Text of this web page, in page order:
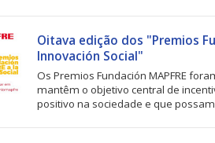
Oitava edição dos "Premios
Innovación Social"
Os Premios Fundación MAPFRE
mantêm o objetivo central de
positivo na sociedade e que